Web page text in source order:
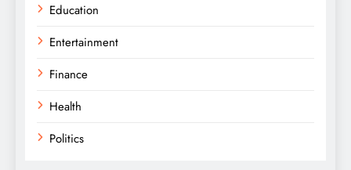
Education
Entertainment
Finance
Health
Politics